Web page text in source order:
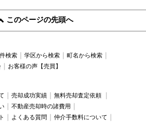
このページの先頭へ
検索 学区から検索
町名から検索
お客様の声【売買】
売却成功実績
無料売却査定依頼
不動産売却時の諸費用
よくある質問
仲介手数料について